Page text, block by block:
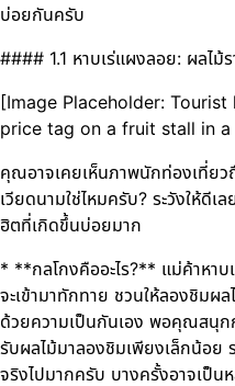
บ่อยกันครับ
#### 1.1 หาบเร่แผงลอย: ผลไม้
[Image Placeholder:
price tag on a fruit stall in a
คุณอาจเคยเห็นภาพนักท่องเที่ย
เวียดนามใช่ไหมครับ? ระวังให้ดีเ
ฮิตที่เกิดขึ้นบ่อยมาก
* **กลโกงคืออะไร?** แม่ค้าหาบ
จะเข้ามาทักทาย ชวนให้ลองชิมผ
ด้วยความเป็นกันเอง พอคุณสนุก
รับผลไม้มาลองชิมเพียงเล็กน้อย
จริงไปมากครับ บางครั้งอาจเป็น